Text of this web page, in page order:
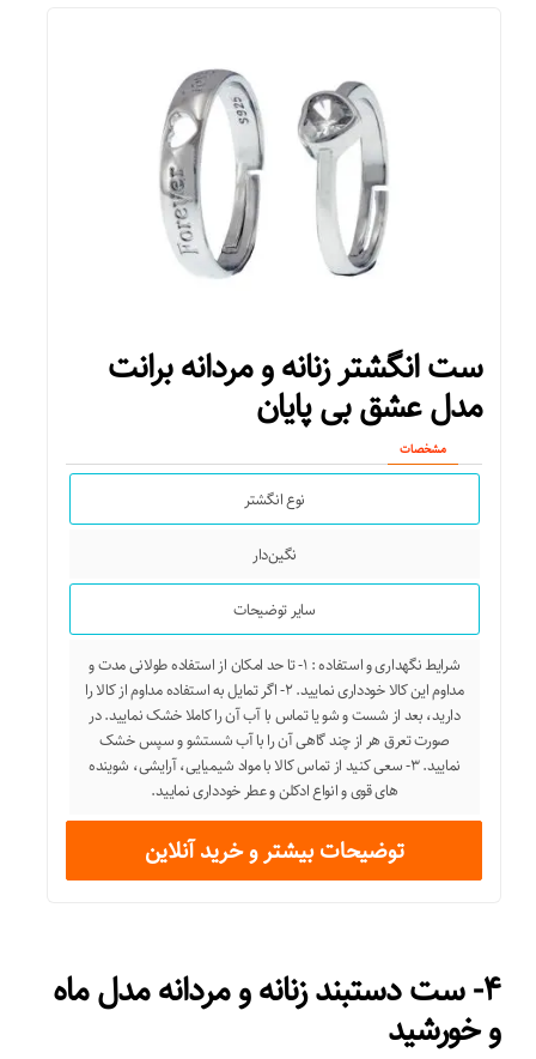
ضخامت بدنه مدل مردانه
۱۰ میلی‌متر
ضخامت بدنه مدل زنانه
۴۲ میلی‌متر
قطر قاب مدل زنانه
۳۵ میلی‌متر
ویژگی‌های تخصصی ساعت
تکنولوژی ساخت
الکترونیکی (کوارتز)
ست انگشتر زنانه و مردانه برانت
مدل عشق بی پایان
مشخصات
نوع انگشتر
نگین‌دار
سایر توضیحات
شرایط نگهداری و استفاده : ۱- تا حد امکان از استفاده طولانی مدت و
مداوم این کالا خودداری نمایید. ۲- اگر تمایل به استفاده مداوم از کالا را
دارید، بعد از شست و شو یا تماس با آب آن را کاملا خشک نمایید. در
صورت تعرق هر از چند گاهی آن را با آب شستشو و سپس خشک
نمایید. ۳- سعی کنید از تماس کالا با مواد شیمیایی، آرایشی، شوینده
های قوی و انواع ادکلن و عطر خودداری نمایید.
توضیحات بیشتر و خرید آنلاین
۴- ست دستبند زنانه و مردانه مدل ماه
و خورشید